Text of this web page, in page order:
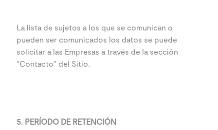
La lista de sujetos a los que se comunican o
pueden ser comunicados los datos se puede
solicitar a las Empresas a través de la sección
"Contacto" del Sitio.
5. PERÍODO DE RETENCIÓN